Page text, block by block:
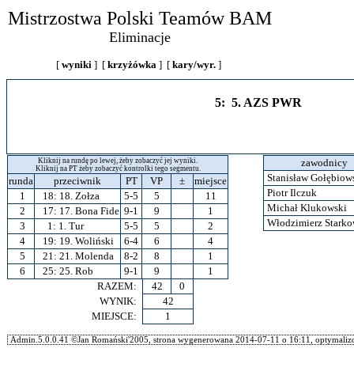
Mistrzostwa Polski Teamów BAM
Eliminacje
[ wyniki ] [ krzyżówka ] [ kary/wyr. ]
5: 5. AZS PWR
Kliknij na rundę po lewej, żeby zobaczyć jej wyniki.
Kliknij na PT żeby zobaczyć kontrolki tego segmentu.
runda przeciwnik PT VP ±
miejsce
1
18: 18. Zołza 5-5 5
11
2
17: 17. Bona Fide 9-1 9
1
3
1: 1. Tur 5-5 5
2
4
19: 19. Woliński 6-4 6
4
5
21: 21. Molenda 8-2 8
1
6
25: 25. Rob 9-1 9
1
RAZEM:
42
0
WYNIK:
42
MIEJSCE:
1
zawodnicy
Stanisław
Piotr Ilczuk
Michał Klukowski
Włodzimierz
Admin.5.0.0.41 ©Jan Romański'2005, strona wygenerowana 2014-07-11 o 16:11,